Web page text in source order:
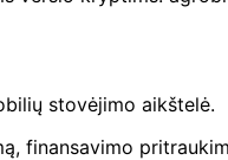
stovėjimo aikštelė.
finansavimo